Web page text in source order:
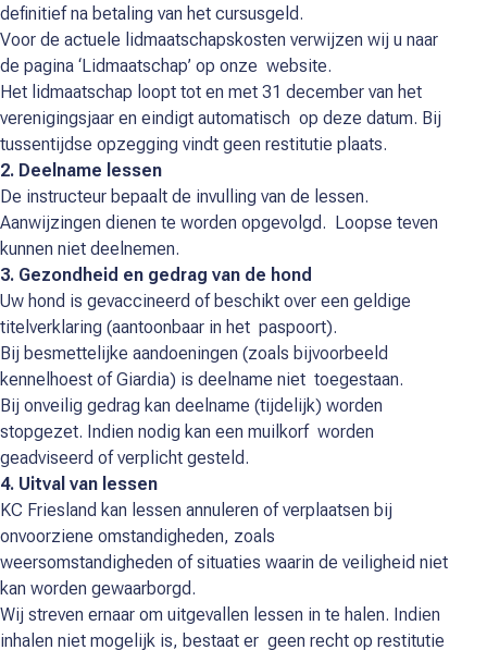
definitief na betaling van het cursusgeld.
Voor de actuele lidmaatschapskosten verwijzen wij u naar
de pagina ‘Lidmaatschap’ op onze website.
Het lidmaatschap loopt tot en met 31 december van het
verenigingsjaar en eindigt automatisch op deze datum. Bij
tussentijdse opzegging vindt geen restitutie plaats.
2. Deelname lessen
De instructeur bepaalt de invulling van de lessen.
Aanwijzingen dienen te worden opgevolgd. Loopse teven
kunnen niet deelnemen.
3. Gezondheid en gedrag van de hond
Uw hond is gevaccineerd of beschikt over een geldige
titelverklaring (aantoonbaar in het paspoort).
Bij besmettelijke aandoeningen (zoals bijvoorbeeld
kennelhoest of Giardia) is deelname niet toegestaan.
Bij onveilig gedrag kan deelname (tijdelijk) worden
stopgezet. Indien nodig kan een muilkorf worden
geadviseerd of verplicht gesteld.
4. Uitval van lessen
KC Friesland kan lessen annuleren of verplaatsen bij
onvoorziene omstandigheden, zoals
weersomstandigheden of situaties waarin de veiligheid niet
kan worden gewaarborgd.
Wij streven ernaar om uitgevallen lessen in te halen. Indien
inhalen niet mogelijk is, bestaat er geen recht op restitutie